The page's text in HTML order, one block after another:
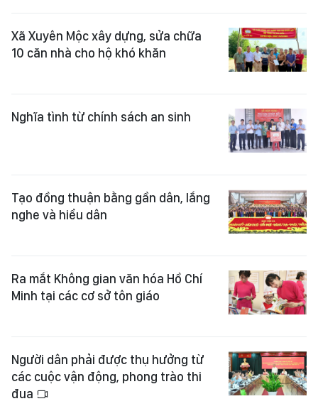
Xã Xuyên Mộc xây dựng, sửa chữa
10 căn nhà cho hộ khó khăn
Nghĩa tình từ chính sách an sinh
Tạo đồng thuận bằng gần dân, lắng
nghe và hiểu dân
Ra mắt Không gian văn hóa Hồ Chí
Minh tại các cơ sở tôn giáo
Người dân phải được thụ hưởng từ
các cuộc vận động, phong trào thi
đua